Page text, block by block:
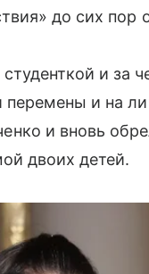
до сих пор
и за
и на
и вновь
двоих детей.